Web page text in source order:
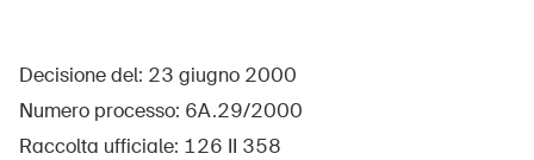
Decisione del: 23 giugno 2000
Numero processo: 6A.29/2000
Raccolta ufficiale: 126 II 358